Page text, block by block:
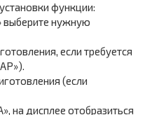
функции:
нужную
если требуется
(если
на дисплее отобразиться